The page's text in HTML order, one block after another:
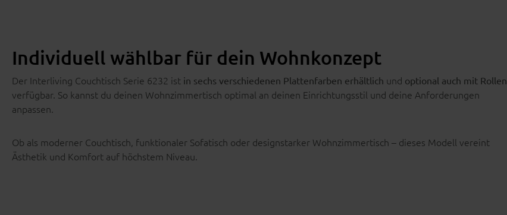
Individuell wählbar für dein Wohnkonzept
Der Interliving Couchtisch Serie 6232 ist in sechs verschiedenen Plattenfarben erhältlich und optional auch mit Rollen
verfügbar. So kannst du deinen Wohnzimmertisch optimal an deinen Einrichtungsstil und deine Anforderungen
anpassen.
Ob als moderner Couchtisch, funktionaler Sofatisch oder designstarker Wohnzimmertisch – dieses Modell vereint
Ästhetik und Komfort auf höchstem Niveau.